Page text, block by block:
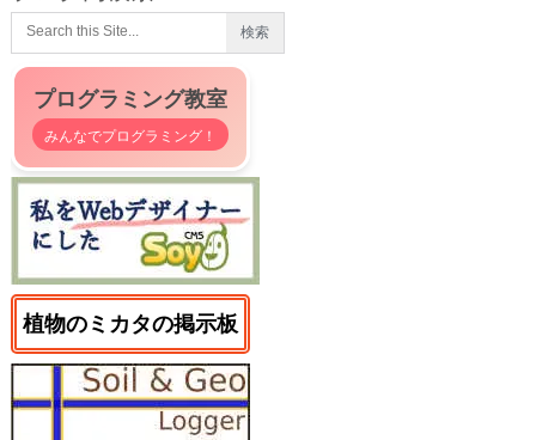
プログラミング教室
みんなでプログラミング！
植物のミカタの掲示板